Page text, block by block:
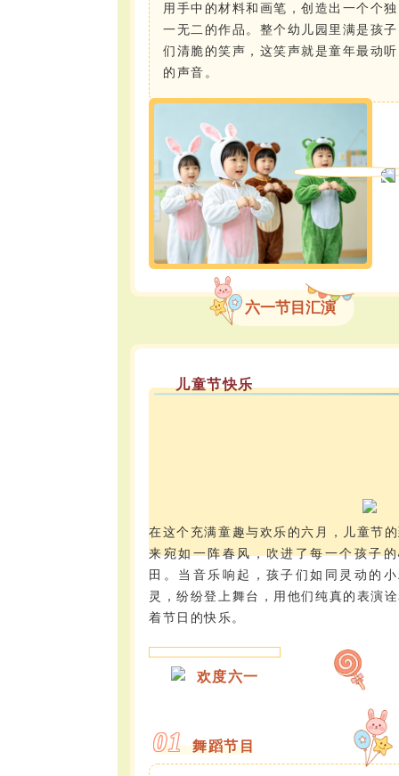
用手中的材料和画笔，创造出一个个独
一无二的作品。整个幼儿园里满是孩子
们清脆的笑声，这笑声就是童年最动听
的声音。
六一节目汇演
儿童节快乐
在这个充满童趣与欢乐的六月，儿童节
来宛如一阵春风，吹进了每一个孩子
田。当音乐响起，孩子们如同灵动的
灵，纷纷登上舞台，用他们纯真的表演
着节日的快乐。
欢度六一
01 舞蹈节目